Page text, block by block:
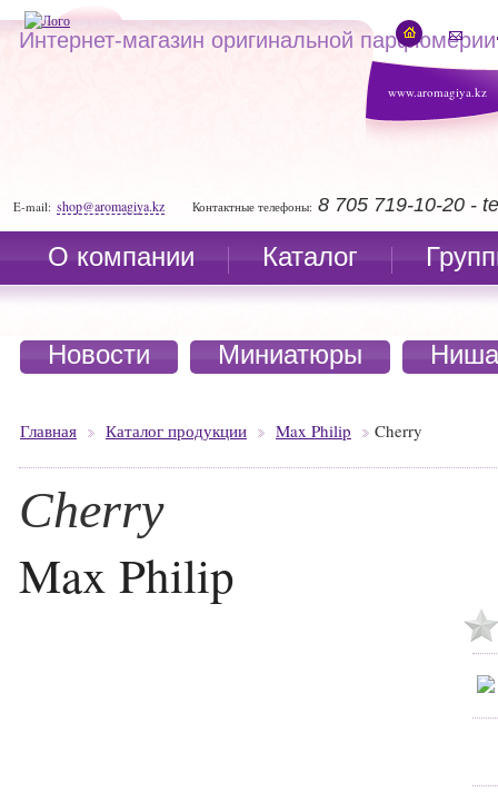
www.aromagiya.kz
Интернет-магазин оригинальной парфюмерии
E-mail: shop@aromagiya.kz Контактные телефоны: 8 705 719-10-20 -
О компании Каталог
Новости Миниатюры
Главная Каталог продукции Max Philip Cherry
Cherry
Max Philip